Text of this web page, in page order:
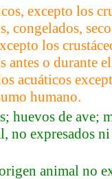
excepto los
congelados,
los
antes o durante
acuáticos
humano.
huevos de ave;
no expresados
animal no